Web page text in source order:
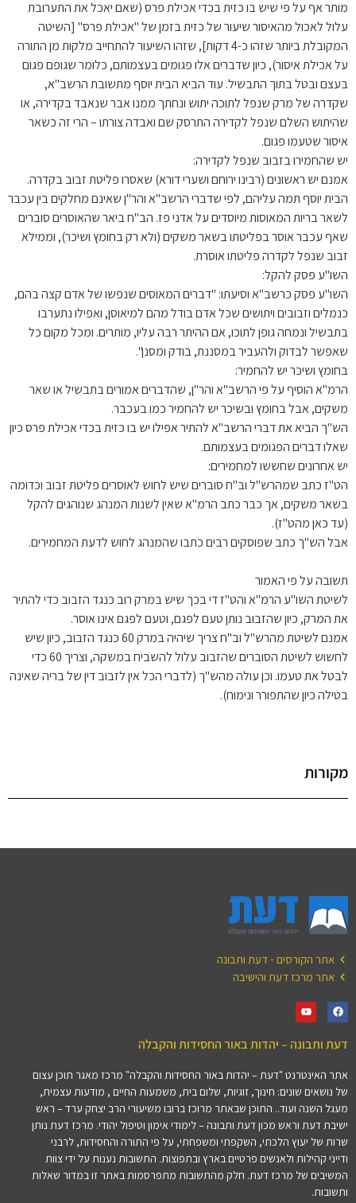
מותר אף על פי שיש בו כזית בכדי אכילת פרס (שאם יאכל את התערובת
עלול לאכול מהאיסור שיעור של כזית בזמן של "אכילת פרס" [השיטה
המקובלת ביותר שזהו כ-4 דקות], שזהו השיעור להתחייב מלקות מן התורה
על אכילת איסור), כיון שדברים אלו פגומים בעצמותם, כלומר שגופם פגום
בעצם ובטל בתוך התבשיל. עוד הביא הבית יוסף מתשובת הרשב"א,
שקדרה של מרק שנפל לתוכה יתוש ונחתך ממנו אבר שנאבד בקדירה, או
שהיתוש השלם שנפל לקדירה התרסק שם ואבדה צורתו – הרי זה כשאר
איסור שטעמו פגום.
יש שהחמירו בזבוב שנפל לקדירה:
אמנם יש ראשונים (רבינו ירוחם ושערי דורא) שאסרו פליטת זבוב בקדרה.
הבית יוסף תמה עליהם, לפי שדברי הרשב"א והר"ן שאינם מחלקים בין עכבר
לשאר בריות המאוסות מיוסדים על אדני פז. הב"ח ביאר שהאוסרים סוברים
שאף עכבר אוסר בפליטתו בשאר משקים (ולא רק בחומץ ושיכר), וממילא
זבוב שנפל לקדרה פליטתו אוסרת.
השו"ע פסק להקל:
השו"ע פסק כרשב"א וסיעתו: "דברים המאוסים שנפשו של אדם קצה בהם,
כנמלים וזבובים ויתושים שכל אדם בודל מהם למיאוסן, ואפילו נתערבו
בתבשיל ונמחה גופן לתוכו, אם ההיתר רבה עליו, מותרים. ומכל מקום כל
שאפשר לבדוק ולהעביר במסננת, בודק ומסנן".
בחומץ ושיכר יש להחמיר:
הרמ"א הוסיף על פי הרשב"א והר"ן, שהדברים אמורים בתבשיל או שאר
משקים, אבל בחומץ ובשיכר יש להחמיר כמו בעכבר.
הש"ך הביא את דברי הרשב"א להתיר אפילו יש בו כזית בכדי אכילת פרס כיון
שאלו דברים הפגומים בעצמותם.
יש אחרונים שחששו למחמירים:
הט"ז כתב שמהרש"ל וב"ח סוברים שיש לחוש לאוסרים פליטת זבוב וכדומה
בשאר משקים, אך כבר כתב הרמ"א שאין לשנות המנהג שנוהגים להקל
(עד כאן מהט"ז).
אבל הש"ך כתב שפוסקים רבים כתבו שהמנהג לחוש לדעת המחמירים.
תשובה על פי האמור
לשיטת השו"ע הרמ"א והט"ז די בכך שיש במרק רוב כנגד הזבוב כדי להתיר
את המרק, כיון שהזבוב נותן טעם לפגם, וטעם לפגם אינו אוסר.
אמנם לשיטת מהרש"ל וב"ח צריך שיהיה במרק 60 כנגד הזבוב, כיון שיש
לחשוש לשיטת הסוברים שהזבוב עלול להשביח במשקה, וצריך 60 כדי
לבטל את טעמו. וכן עולה מהש"ך (לדברי הכל אין לזבוב דין של בריה שאינה
בטילה כיון שהתפורר ונימוח).
מקורות
אתר הקורסים - דעת ותבונה
אתר מרכז דעת והישיבה
דעת ותבונה – יהדות באור החסידות והקבלה
אתר האינטרנט "דעת – יהדות באור החסידות והקבלה" מרכז מאגר תוכן עצום
של נושאים שונים: חינוך, זוגיות, שלום בית, משמעות החיים , מודעות עצמית,
מעגל השנה ועוד.. התוכן שבאתר מרוכז ברובו משיעורי הרב יצחק ערד – ראש
ישיבת דעת וראש מכון דעת ותבונה – לימודי אימון וטיפול יהודי. מרכז דעת נותן
שרות של יעוץ הלכתי, השקפתי ומשפחתי, על פי התורה והחסידות, לרבני
ודייני קהילות ולאנשים פרטיים בארץ ובתפוצות. התשובות נענות על ידי צוות
המשיבים של מרכז דעת. חלק מהתשובות מתפרסמות באתר זו במדור שאלות
ותשובות.